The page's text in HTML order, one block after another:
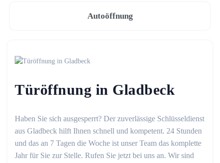
Autoöffnung
Türöffnung in Gladbeck
Haben Sie sich ausgesperrt? Der zuverlässige Schlüsseldienst
aus Gladbeck hilft Ihnen schnell und kompetent. 24 Stunden
und das an 7 Tagen die Woche ist unser Team das komplette
Jahr für Sie zur Stelle. Rufen Sie jetzt bei uns an. Wir sind